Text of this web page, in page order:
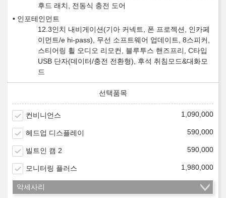
후드 래치, 전동식 충전 도어
인포테인먼트
12.3인치 내비게이션(기아 커넥트, 폰 프로젝션, 인카페
이먼트/e hi-pass), 무선 소프트웨어 업데이트, 8스피커,
스티어링 휠 오디오 리모컨, 블루투스 핸즈프리, C타입
USB 단자(데이터/충전 전환형), 후석 취침모드&대화모
드
컨비니언스 1,090,000
헤드업 디스플레이 590,000
빌트인 캠 2 590,000
모니터링 플러스 1,980,000
악세사리